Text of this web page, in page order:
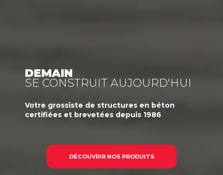
DEMAIN
SE CONSTRUIT AUJOURD'HUI
Votre grossiste de structures en béton
certifiées et brevetées depuis 1986
DÉCOUVRIR NOS PRODUITS